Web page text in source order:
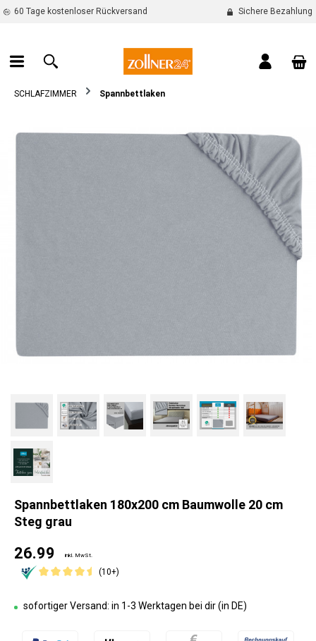
springen
60 Tage kostenloser Rückversand Sichere Bezahlung
SCHLAFZIMMER Spannbettlaken
Bildergalerie überspringen
Spannbettlaken 180x200 cm Baumwolle 20 cm
Steg grau
26.99 inkl. MwSt.
(10+)
sofortiger Versand: in 1-3 Werktagen bei dir (in DE)